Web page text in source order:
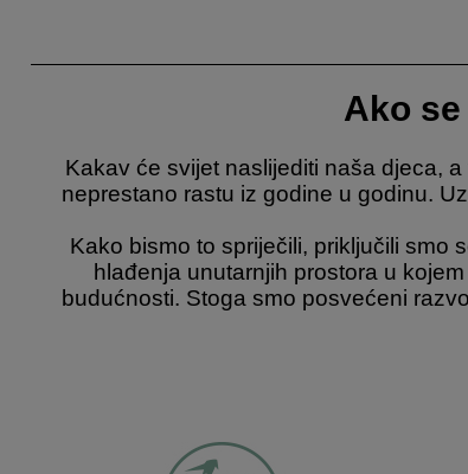
Ako
Kakav će svijet naslijediti naša djeca,
neprestano rastu iz godine u godinu.
Kako bismo to spriječili, priključili smo
hlađenja unutarnjih prostora u
budućnosti. Stoga smo posvećeni